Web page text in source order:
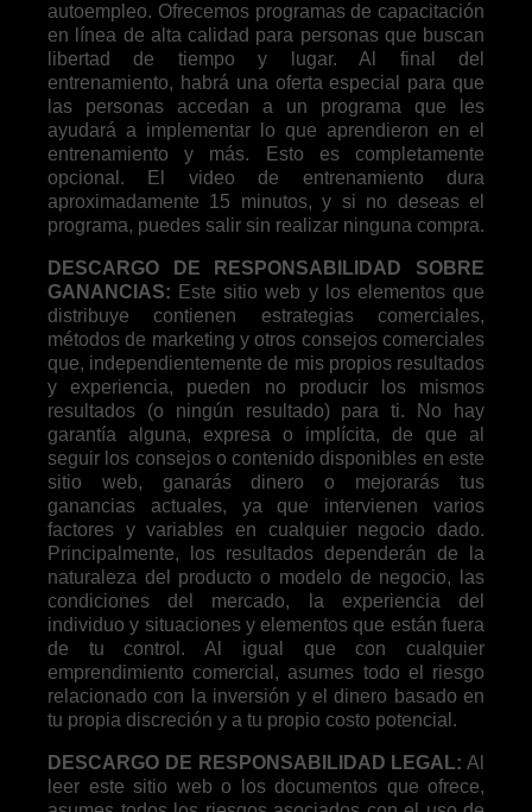
autoempleo. Ofrecemos programas de capacitación
en línea de alta calidad para personas que buscan
libertad de tiempo y lugar. Al final del
entrenamiento, habrá una oferta especial para que
las personas accedan a un programa que les
ayudará a implementar lo que aprendieron en el
entrenamiento y más. Esto es completamente
opcional. El video de entrenamiento dura
aproximadamente 15 minutos, y si no deseas el
programa, puedes salir sin realizar ninguna compra.
DESCARGO DE RESPONSABILIDAD SOBRE
GANANCIAS: Este sitio web y los elementos que
distribuye contienen estrategias comerciales,
métodos de marketing y otros consejos comerciales
que, independientemente de mis propios resultados
y experiencia, pueden no producir los mismos
resultados (o ningún resultado) para ti. No hay
garantía alguna, expresa o implícita, de que al
seguir los consejos o contenido disponibles en este
sitio web, ganarás dinero o mejorarás tus
ganancias actuales, ya que intervienen varios
factores y variables en cualquier negocio dado.
Principalmente, los resultados dependerán de la
naturaleza del producto o modelo de negocio, las
condiciones del mercado, la experiencia del
individuo y situaciones y elementos que están fuera
de tu control. Al igual que con cualquier
emprendimiento comercial, asumes todo el riesgo
relacionado con la inversión y el dinero basado en
tu propia discreción y a tu propio costo potencial.
DESCARGO DE RESPONSABILIDAD LEGAL: Al
leer este sitio web o los documentos que ofrece,